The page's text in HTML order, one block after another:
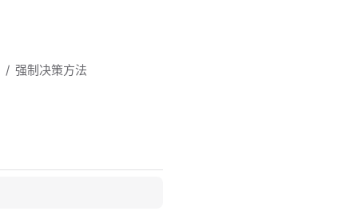
强制决策方法